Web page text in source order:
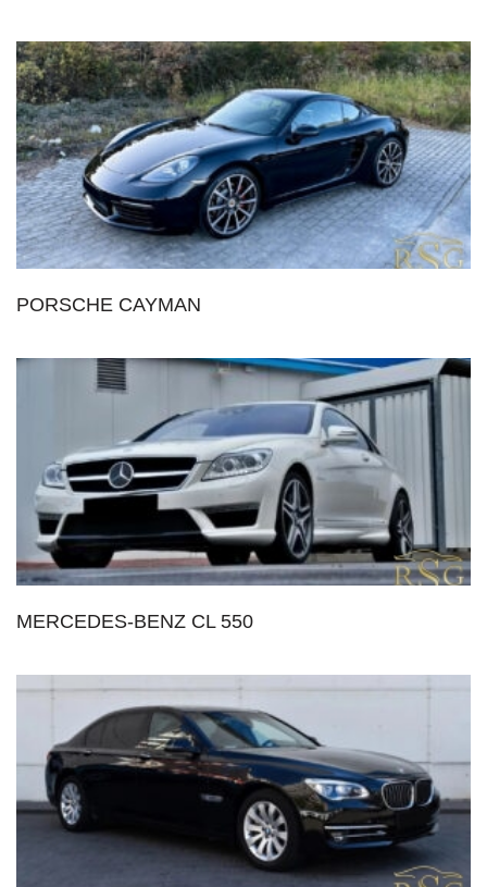
PORSCHE CAYMAN
MERCEDES-BENZ CL 550